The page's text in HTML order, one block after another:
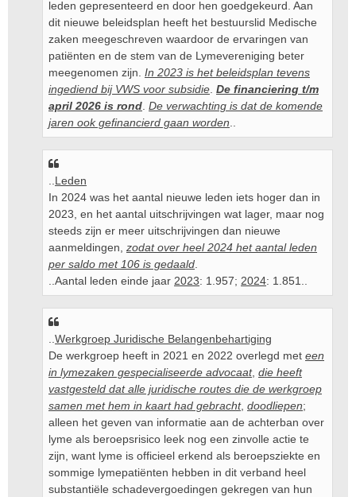
leden gepresenteerd en door hen goedgekeurd. Aan
dit nieuwe beleidsplan heeft het bestuurslid Medische
zaken meegeschreven waardoor de ervaringen van
patiënten en de stem van de Lymevereniging beter
meegenomen zijn. In 2023 is het beleidsplan tevens
ingediend bij VWS voor subsidie De financiering t/m
april 2026 is rond De verwachting is dat de komende
jaren ook gefinancierd gaan worden
Leden
In 2024 was het aantal nieuwe leden iets hoger dan in
2023, en het aantal uitschrijvingen wat lager, maar nog
steeds zijn er meer uitschrijvingen dan nieuwe
aanmeldingen, zodat over heel 2024 het aantal leden
per saldo met 106 is gedaald
..Aantal leden einde jaar 2023: 1.957; 2024: 1.851..
Werkgroep Juridische Belangenbehartiging
De werkgroep heeft in 2021 en 2022 overlegd met een
in lymezaken gespecialiseerde advocaat, die heeft
vastgesteld dat alle juridische routes die de werkgroep
samen met hem in kaart had gebracht, doodliepen;
alleen het geven van informatie aan de achterban over
lyme als beroepsrisico leek nog een zinvolle actie te
zijn, want lyme is officieel erkend als beroepsziekte en
sommige lymepatiënten hebben in dit verband heel
substantiële schadevergoedingen gekregen van hun